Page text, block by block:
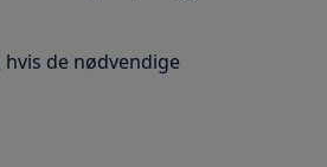
de nødvendige